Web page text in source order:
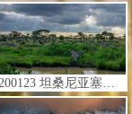
坦桑尼亚塞伦盖蒂国家公园的斑马和角马 (© Raffi Maghdessian/Cavan Images)